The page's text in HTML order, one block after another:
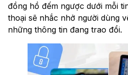
đồng hồ đếm ngược dưới mỗi
thoại sẽ nhắc nhở người dùng
những thông tin đang trao đổi.